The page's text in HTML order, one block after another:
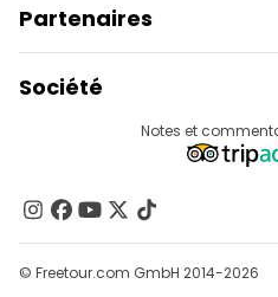
Partenaires
Connexion Du Fournisseur
Programme D’affiliation
Société
Contactez-Nous
Groupes
Aide
Notes et
© Freetour.com GmbH 2014-2026